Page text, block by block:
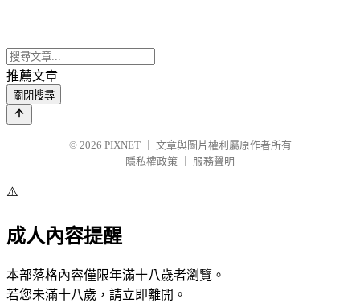
推薦文章
關閉搜尋
© 2026 PIXNET
文章與圖片權利屬原作者所有
隱私權政策
服務聲明
⚠️
成人內容提醒
本部落格內容僅限年滿十八歲者瀏覽。
若您未滿十八歲，請立即離開。